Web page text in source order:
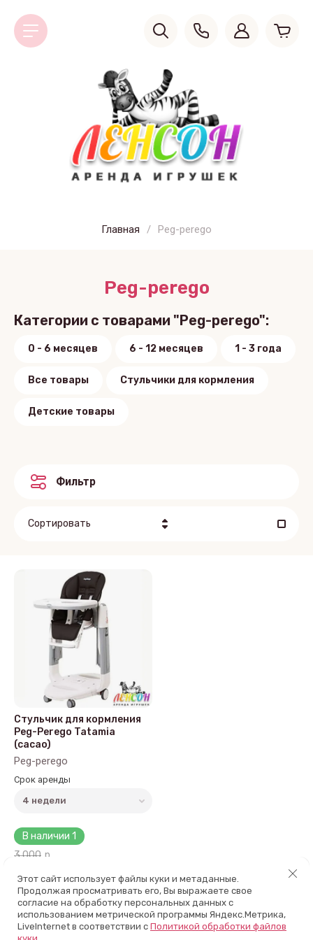
Главная / Peg-perego
Peg-perego
Категории с товарами "Peg-perego":
0 - 6 месяцев 6 - 12 месяцев 1 - 3 года
Все товары Стульчики для кормления
Детские товары
Фильтр
Сортировать
Цена - возрастание
Название - Я-А
Название - А-Я
Стульчик для кормления
Peg-Perego Tatamia
(cacao)
Peg-perego
Срок аренды
В наличии 1
3 000 р.
К сравнению
Этот сайт использует файлы куки и метаданные.
Продолжая просматривать его, Вы выражаете свое
согласие на обработку персональных данных с
использованием метрической программы Яндекс.Метрика,
LiveInternet в соответствии с Политикой обработки файлов